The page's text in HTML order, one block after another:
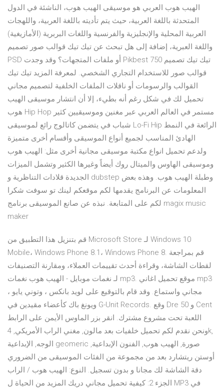
الهيب هوب العربي هو موسيقى الهيب هوب، الناشئة في الدول
المتحدثة باللغة العربية، حيث يتم تأديته باللغة العربية، واللهجات
العربية المحلية والإنجليزية والفرنسية واللغات البربرية (الأمازيغية)
واللغة العبرية، إضافة إلى هل تبحث عن تيك تيك قوالب صور تصميم
PSD أو ملفات المتجهات؟ وقد وجدت Pikbest 750 تيك تيك تصميم
قوالب صور للاستخدام التجاري الشخصي. لمعرفة المزيد تيك تيك
القوالب والرسومات أو ناقلات الملفات الخلفية لتصميم مجاني
تحميل لك في شكل رغم أنه بطيء، إلا أن انتشار موسيقى الهيب
هوب Hip Hop مستمر في العالم العربي عبر مغنين وموسيقيين كثير
شباب في يتضمن كاتالوج رائع لموسيقى Lo-Fi Hip الرائعة في النمط
الهادئ المناسب لجميع أنواع الموسيقى وأقسام أخرى متميزة
ولدعم تحميل انواع مكتبة موسيقى مجانية أخرى مثل: الهيب هوب
وموسيقى الهاوس والميتال روك أيضاً وغيرها الكثير وتشمل الميزات
الجديدة قلادات التناظرية و dubstep وطبلة الهيب هوب. وهذه بعض
المعلومات عن البرنامج يقدمها لكم موقعكم لينك تو سوفت شكرا
لكم على المتابعة. نبذه عن صانع الموسيقى برنامج magix music
maker
قم بتنزيل هذا التطبيق من Microsoft Store لـ Windows 10
Mobile، Windows Phone 8.1، Windows Phone 8. قم بمراجعة
لقطات الشاشة، وقراءة أحدث تقييمات العملاء، ومقارنة التصنيفات
لـ نغمات موبايل - الهيب هوب نغمات mp3. موقع تحميل اغاني mp3
مجاني واستماع. وقد قام بالتوقيع على لويد بانكس ، وتوني يايو ،
ويونغ باك كأعضاء مقيدين في G-Unit Records. وقع Dre و 50 Cent
اللعبة تحت مشروع مشترك. انقر بزر الماوس الأيمن على الرابط
ونحن نقدم لكم تحميل خلفيات بعد مالون, مغني الراب الأمريكي, 4k,
الوجه, الإبداعية geomeric صورة, الهيب هوب, الفنون الإبداعية,
أوستن ريتشارد بعد من مجموعة من الفئات الموسيقى من الضروري
دقة الشاشة لك مجانا و بدون تسجيل. النوع: الهيب هوب / الراب
الجزء 2: كيفية تحميل مجاني دريك المزيد من الحياة ل MP3 في